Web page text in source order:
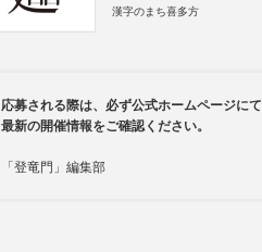
漢字のまち喜多方
応募される際は、必ず公式ホームページにて
最新の開催情報をご確認ください。
「登竜門」編集部